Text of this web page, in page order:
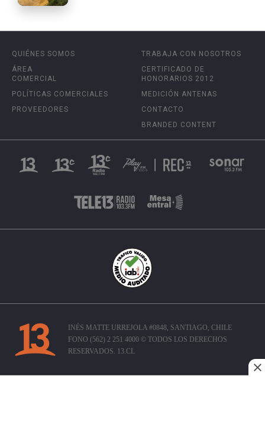
QUIÉNES SOMOS
ÁREA
COMERCIAL
POLÍTICAS COMERCIALES
PROVEEDORES
TRABAJA CON NOSOTROS
CERTIFICADO DE
HONORARIOS 2012
MEDICIÓN ANTENAS
CONTACTO
BRANDED CONTENT
INÉS MATTE URREJOLA #0848, SANTIAGO, CHILE
FONO (562) 2 251 4000 © TODOS LOS DERECHOS
RESERVADOS. 13.CL